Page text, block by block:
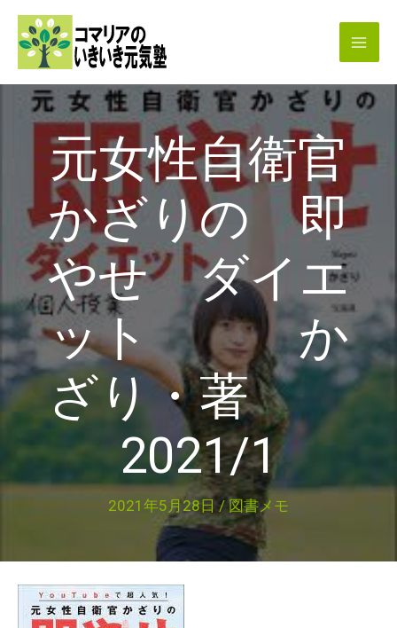
元女性自衛官
かざりの 即
やせ ダイエ
ット か
ざり・著
2021/1
2021年5月28日 /図書メモ